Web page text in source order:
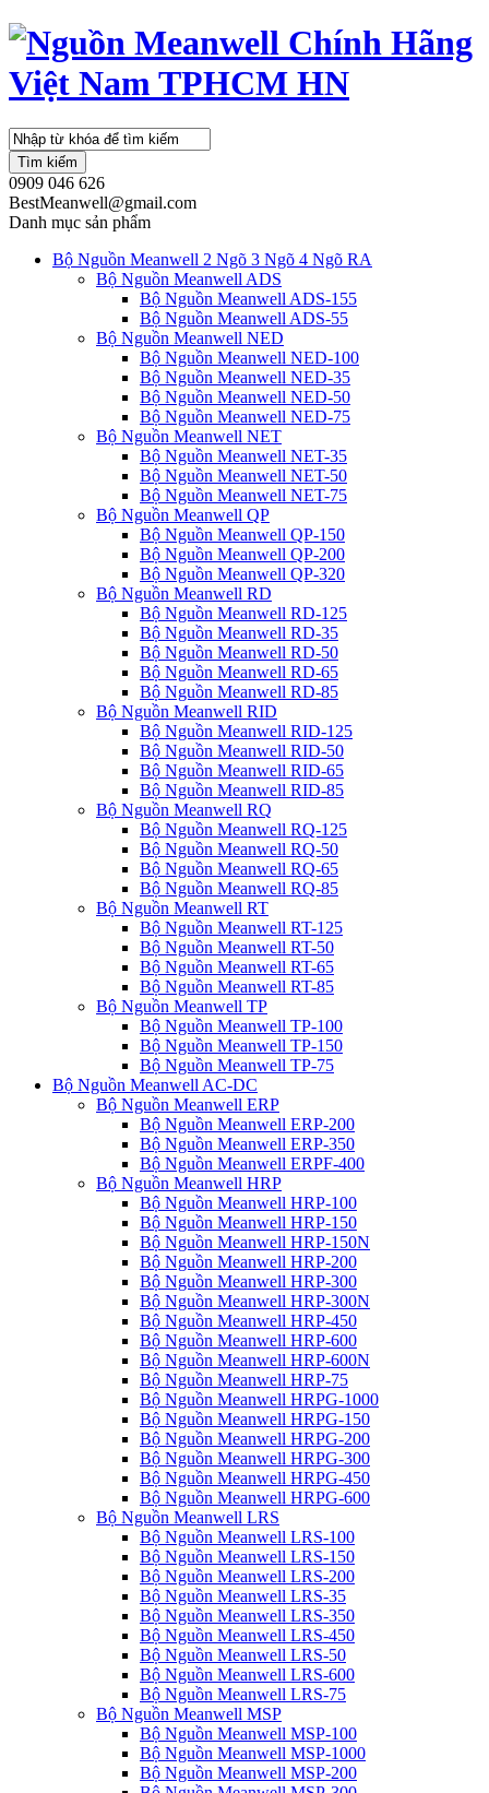
Tìm kiếm
0909 046 626
BestMeanwell@gmail.com
Danh mục sản phẩm
Bộ Nguồn Meanwell 2 Ngõ 3 Ngõ 4 Ngõ RA
Bộ Nguồn Meanwell ADS
Bộ Nguồn Meanwell ADS-155
Bộ Nguồn Meanwell ADS-55
Bộ Nguồn Meanwell NED
Bộ Nguồn Meanwell NED-100
Bộ Nguồn Meanwell NED-35
Bộ Nguồn Meanwell NED-50
Bộ Nguồn Meanwell NED-75
Bộ Nguồn Meanwell NET
Bộ Nguồn Meanwell NET-35
Bộ Nguồn Meanwell NET-50
Bộ Nguồn Meanwell NET-75
Bộ Nguồn Meanwell QP
Bộ Nguồn Meanwell QP-150
Bộ Nguồn Meanwell QP-200
Bộ Nguồn Meanwell QP-320
Bộ Nguồn Meanwell RD
Bộ Nguồn Meanwell RD-125
Bộ Nguồn Meanwell RD-35
Bộ Nguồn Meanwell RD-50
Bộ Nguồn Meanwell RD-65
Bộ Nguồn Meanwell RD-85
Bộ Nguồn Meanwell RID
Bộ Nguồn Meanwell RID-125
Bộ Nguồn Meanwell RID-50
Bộ Nguồn Meanwell RID-65
Bộ Nguồn Meanwell RID-85
Bộ Nguồn Meanwell RQ
Bộ Nguồn Meanwell RQ-125
Bộ Nguồn Meanwell RQ-50
Bộ Nguồn Meanwell RQ-65
Bộ Nguồn Meanwell RQ-85
Bộ Nguồn Meanwell RT
Bộ Nguồn Meanwell RT-125
Bộ Nguồn Meanwell RT-50
Bộ Nguồn Meanwell RT-65
Bộ Nguồn Meanwell RT-85
Bộ Nguồn Meanwell TP
Bộ Nguồn Meanwell TP-100
Bộ Nguồn Meanwell TP-150
Bộ Nguồn Meanwell TP-75
Bộ Nguồn Meanwell AC-DC
Bộ Nguồn Meanwell ERP
Bộ Nguồn Meanwell ERP-200
Bộ Nguồn Meanwell ERP-350
Bộ Nguồn Meanwell ERPF-400
Bộ Nguồn Meanwell HRP
Bộ Nguồn Meanwell HRP-100
Bộ Nguồn Meanwell HRP-150
Bộ Nguồn Meanwell HRP-150N
Bộ Nguồn Meanwell HRP-200
Bộ Nguồn Meanwell HRP-300
Bộ Nguồn Meanwell HRP-300N
Bộ Nguồn Meanwell HRP-450
Bộ Nguồn Meanwell HRP-600
Bộ Nguồn Meanwell HRP-600N
Bộ Nguồn Meanwell HRP-75
Bộ Nguồn Meanwell HRPG-1000
Bộ Nguồn Meanwell HRPG-150
Bộ Nguồn Meanwell HRPG-200
Bộ Nguồn Meanwell HRPG-300
Bộ Nguồn Meanwell HRPG-450
Bộ Nguồn Meanwell HRPG-600
Bộ Nguồn Meanwell LRS
Bộ Nguồn Meanwell LRS-100
Bộ Nguồn Meanwell LRS-150
Bộ Nguồn Meanwell LRS-200
Bộ Nguồn Meanwell LRS-35
Bộ Nguồn Meanwell LRS-350
Bộ Nguồn Meanwell LRS-450
Bộ Nguồn Meanwell LRS-50
Bộ Nguồn Meanwell LRS-600
Bộ Nguồn Meanwell LRS-75
Bộ Nguồn Meanwell MSP
Bộ Nguồn Meanwell MSP-100
Bộ Nguồn Meanwell MSP-1000
Bộ Nguồn Meanwell MSP-200